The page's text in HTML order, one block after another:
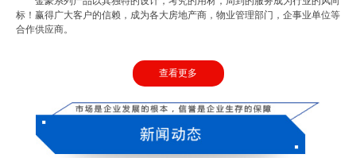
标！赢得广大客户的信赖，成为各大房地产商，物业管理部门，企事业单位等
合作供应商。
查看更多